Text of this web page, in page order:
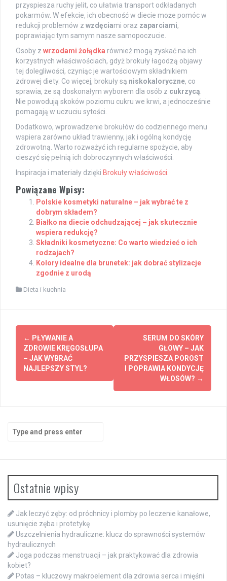
przyspiesza ruchy jelit, co ułatwia transport odkładanych
pokarmów. W efekcie, ich obecność w diecie może pomóc w
redukcji problemów z wzdęciami oraz zaparciami,
poprawiając tym samym nasze samopoczucie.
Osoby z wrzodami żołądka również mogą zyskać na ich
korzystnych właściwościach, gdyż brokuły łagodzą objawy
tej dolegliwości, czyniąc je wartościowym składnikiem
zdrowej diety. Co więcej, brokuły są niskokaloryczne, co
sprawia, że są doskonałym wyborem dla osób z cukrzycą.
Nie powodują skoków poziomu cukru we krwi, a jednocześnie
pomagają w uczuciu sytości.
Dodatkowo, wprowadzenie brokułów do codziennego menu
wspiera zarówno układ trawienny, jak i ogólną kondycję
zdrowotną. Warto rozważyć ich regularne spożycie, aby
cieszyć się pełnią ich dobroczynnych właściwości.
Inspiracja i materiały dzięki Brokuły właściwości.
Powiązane Wpisy:
Polskie kosmetyki naturalne – jak wybrać te z
dobrym składem?
Białko na diecie odchudzającej – jak skutecznie
wspiera redukcję?
Składniki kosmetyczne: Co warto wiedzieć o ich
rodzajach?
Kolory idealne dla brunetek: jak dobrać stylizacje
zgodnie z urodą
Dieta i kuchnia
Post
navigation
← PŁYWANIE A
ZDROWIE KRĘGOSŁUPA
– JAK WYBRAĆ
NAJLEPSZY STYL?
SERUM DO SKÓRY
GŁOWY – JAK
PRZYSPIESZA POROST
I POPRAWIA KONDYCJĘ
WŁOSÓW? →
Search
for:
Ostatnie wpisy
Jak leczyć zęby: od próchnicy i plomby po leczenie kanałowe,
usunięcie zęba i protetykę
Uszczelnienia hydrauliczne: klucz do sprawności systemów
hydraulicznych
Joga podczas menstruacji – jak praktykować dla zdrowia
kobiet?
Potas – kluczowy makroelement dla zdrowia serca i mięśni